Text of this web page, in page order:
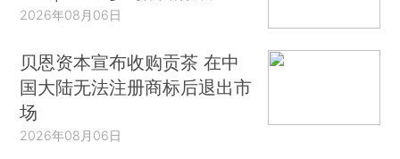
2026年08月06日
贝恩资本宣布收购贡茶 在中
国大陆无法注册商标后退出市
场
2026年08月06日